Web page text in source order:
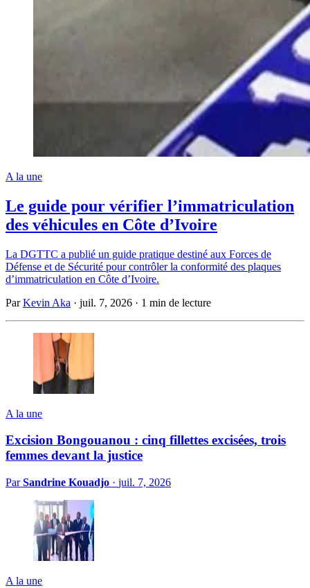
A la une
Le guide pour vérifier l’immatriculation
des véhicules en Côte d’Ivoire
La DGTTC a publié un guide pratique destiné aux Forces de
Défense et de Sécurité pour contrôler la conformité des plaques
d’immatriculation en Côte d’Ivoire.
ParKevin Aka · juil. 7, 2026 · 1 min de lecture
A la une
Excision Bongouanou : cinq fillettes excisées, trois
femmes devant la justice
ParSandrine Kouadjo · juil. 7, 2026
A la une